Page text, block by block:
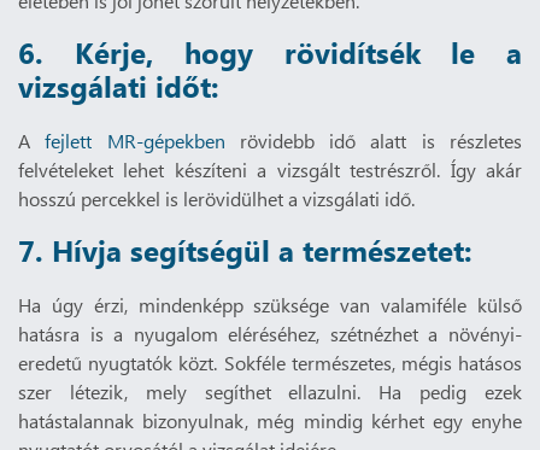
6. Kérje, hogy rövidítsék le a
vizsgálati időt:
Afejlett MR-gépekben rövidebb idő alatt is részletes
felvételeket lehet készíteni a vizsgált testrészről. Így akár
hosszú percekkel is lerövidülhet a vizsgálati idő.
7. Hívja segítségül a természetet:
Ha úgy érzi, mindenképp szüksége van valamiféle külső
hatásra is a nyugalom eléréséhez, szétnézhet a növényi-
eredetű nyugtatók közt. Sokféle természetes, mégis hatásos
szer létezik, mely segíthet ellazulni. Ha pedig ezek
hatástalannak bizonyulnak, még mindig kérhet egy enyhe